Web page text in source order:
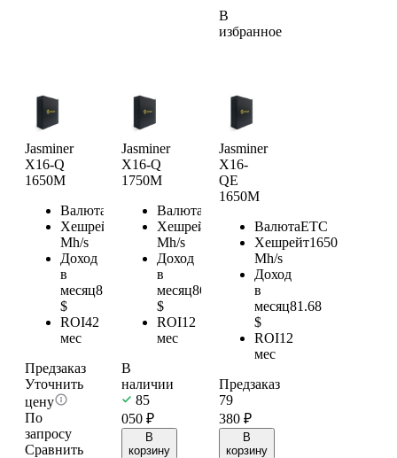
В
избранное
Jasminer
X16-Q
1650M
Валюта
Хешрейт
1650
Mh/s
Доход
в
месяц81.68
$
ROI42
мес
Предзаказ
Уточнить
цену
По
запросу
Сравнить
Jasminer
X16-Q
1750M
Валюта
Хешрейт
1750
Mh/s
Доход
в
месяц86.63
$
ROI12
мес
В
наличии
85
050₽
В
корзину
Jasminer
X16-
QE
1650M
ВалютаETC
Хешрейт1650
Mh/s
Доход
в
месяц81.68
$
ROI12
мес
Предзаказ
79
380 ₽
В
корзину